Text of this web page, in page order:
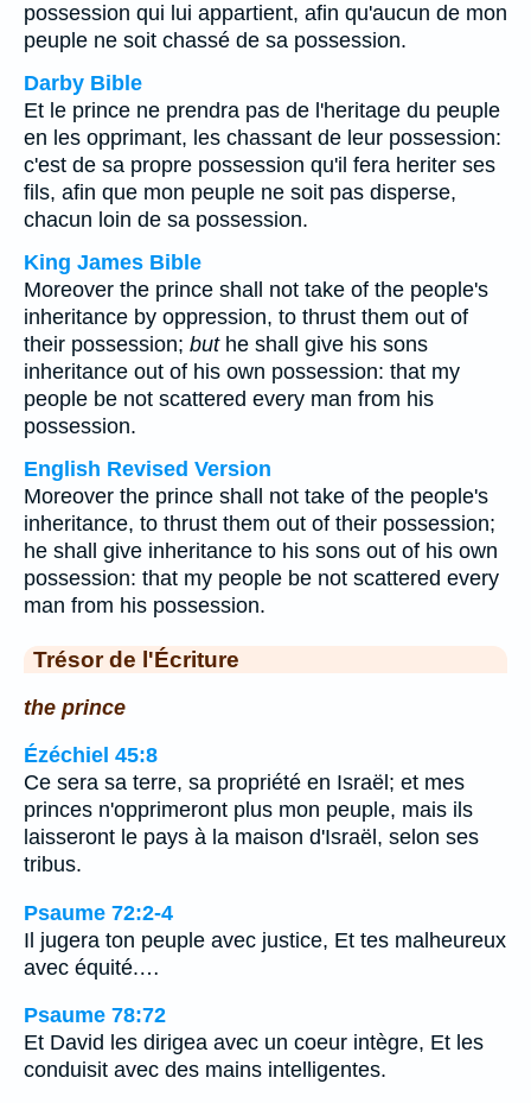
possession qui lui appartient, afin qu'aucun de mon
peuple ne soit chassé de sa possession.
Darby Bible
Et le prince ne prendra pas de l'heritage du peuple
en les opprimant, les chassant de leur possession:
c'est de sa propre possession qu'il fera heriter ses
fils, afin que mon peuple ne soit pas disperse,
chacun loin de sa possession.
King James Bible
Moreover the prince shall not take of the people's
inheritance by oppression, to thrust them out of
their possession; buthe shall give his sons
inheritance out of his own possession: that my
people be not scattered every man from his
possession.
English Revised Version
Moreover the prince shall not take of the people's
inheritance, to thrust them out of their possession;
he shall give inheritance to his sons out of his own
possession: that my people be not scattered every
man from his possession.
Trésor de l'Écriture
the prince
Ézéchiel 45:8
Ce sera sa terre, sa propriété en Israël; et mes
princes n'opprimeront plus mon peuple, mais ils
laisseront le pays à la maison d'Israël, selon ses
tribus.
Psaume 72:2-4
Il jugera ton peuple avec justice, Et tes malheureux
avec équité.…
Psaume 78:72
Et David les dirigea avec un coeur intègre, Et les
conduisit avec des mains intelligentes.